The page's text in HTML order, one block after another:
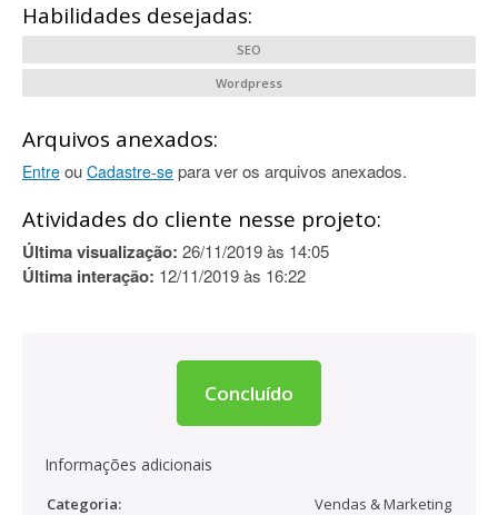
Habilidades desejadas:
SEO
Wordpress
Arquivos anexados:
Entre ou Cadastre-se para ver os arquivos anexados.
Atividades do cliente nesse projeto:
Última visualização: 26/11/2019 às 14:05
Última interação: 12/11/2019 às 16:22
Concluído
Informações adicionais
Categoria:
Vendas & Marketing